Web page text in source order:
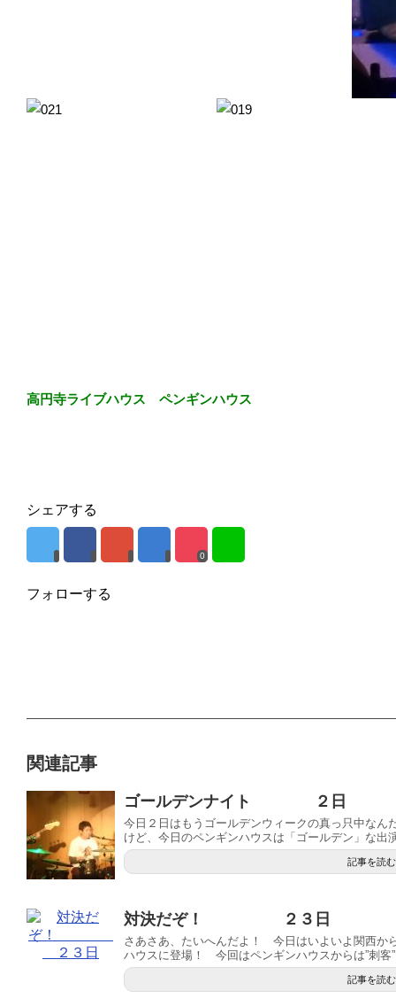
高円寺ライブハウス ペンギンハウス
シェアする
0
フォローする
関連記事
ゴールデンナイト ２日
今日２日はもうゴールデンウィークの真っ只中なん
けど、今日のペンギンハウスは「ゴールデン」な出
記事を読む
対決だぞ！ ２３日
さあさあ、たいへんだよ！ 今日はいよいよ関西か
ハウスに登場！ 今回はペンギンハウスからは”刺客
記事を読む